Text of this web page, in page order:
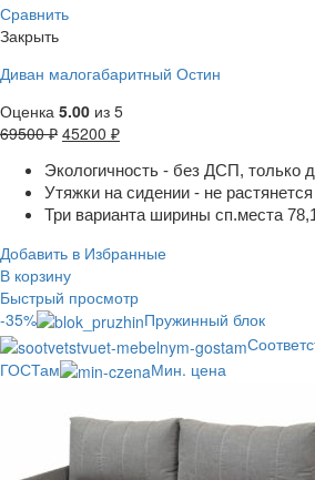
Сравнить
Закрыть
Диван малогабаритный Остин
Оценка 5.00 из 5
69500₽ 45200 ₽
Экологичность - без ДСП, только
Утяжки на сидении - не растянется
Три варианта ширины сп.места
Добавить в Избранные
В корзину
Быстрый просмотр
-35%
Пружинный блок
ГОСТам
Мин. цена